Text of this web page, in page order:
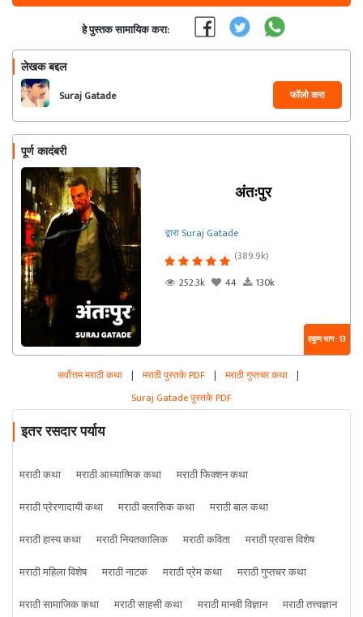
हे पुस्तक सामायिक करा:
लेखक बद्दल
Suraj Gatade फॉलो करा
पूर्ण कादंबरी
अंतःपुर
द्वारा Suraj Gatade
(389.9k)
252.3k
44 130k
एकूण भाग : 13
सर्वोत्तम मराठी कथा | मराठी पुस्तके PDF | मराठी गुप्तचर कथा |
Suraj Gatade पुस्तके PDF
इतर रसदार पर्याय
मराठी कथा मराठी आध्यात्मिक कथा
मराठी फिक्शन कथा
मराठी प्रेरणादायी कथा
मराठी क्लासिक कथा
मराठी बाल कथा
मराठी हास्य कथा
मराठी नियतकालिक मराठी कविता
मराठी प्रवास विशेष
मराठी महिला विशेष
मराठी नाटक मराठी प्रेम कथा
मराठी गुप्तचर कथा
मराठी सामाजिक कथा
मराठी साहसी कथा मराठी मानवी विज्ञान मराठी तत्त्वज्ञान